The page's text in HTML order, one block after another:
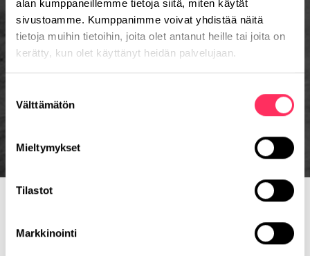
alan kumppaneillemme tietoja siitä, miten käytät
sivustoamme. Kumppanimme voivat yhdistää näitä
tietoja muihin tietoihin, joita olet antanut heille tai joita on
kerätty, kun olet käyttänyt heidän palvelujaan.
valinta
Välttämätön
Mieltymykset
Tilastot
Markkinointi
Home>